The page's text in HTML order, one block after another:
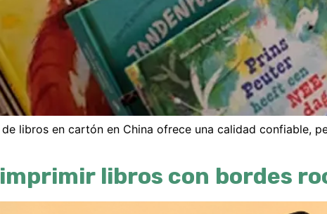
libros en cartón en China ofrece una calidad confiable,
libros con bordes